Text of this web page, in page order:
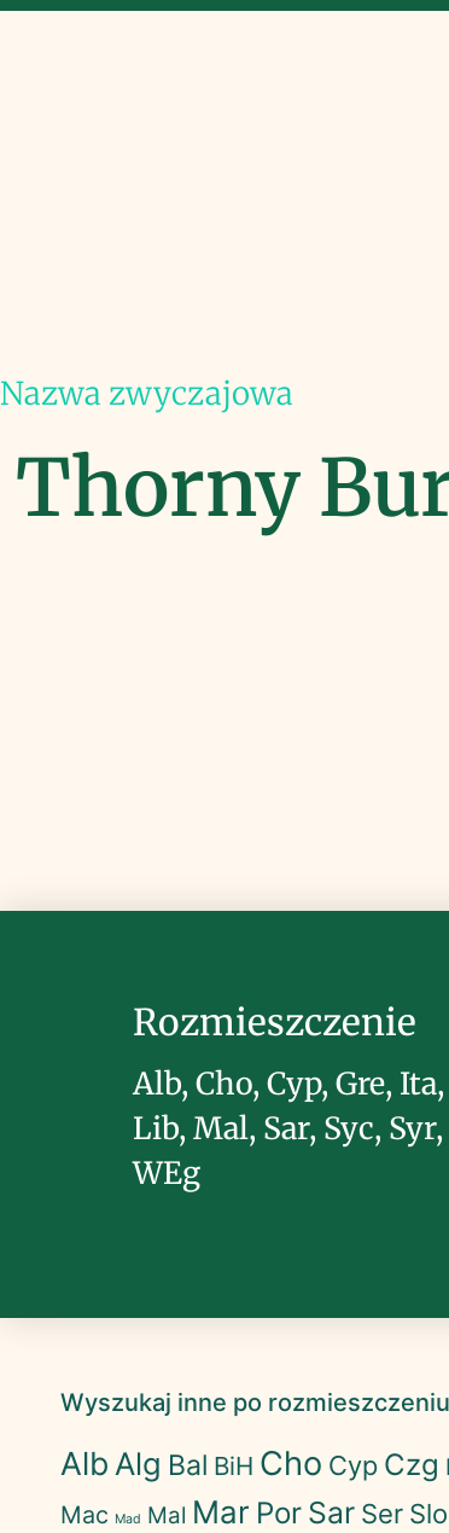
Nazwa zwyczajowa
Thorny
Rozmieszczenie
Alb, Cho, Cyp, Gre,
Lib, Mal, Sar, Syc,
WEg
Wyszukaj inne po rozmieszczeniu
Alb Alg Bal BiH Cho Cyp Czg
Mac Mad Mal Mar Por Sar Ser Slo